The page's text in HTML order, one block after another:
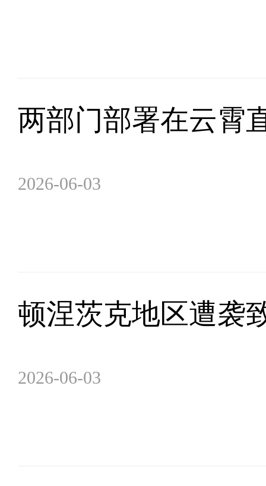
两部门部署在云霄
2026-06-03
顿涅茨克地区遭袭
2026-06-03